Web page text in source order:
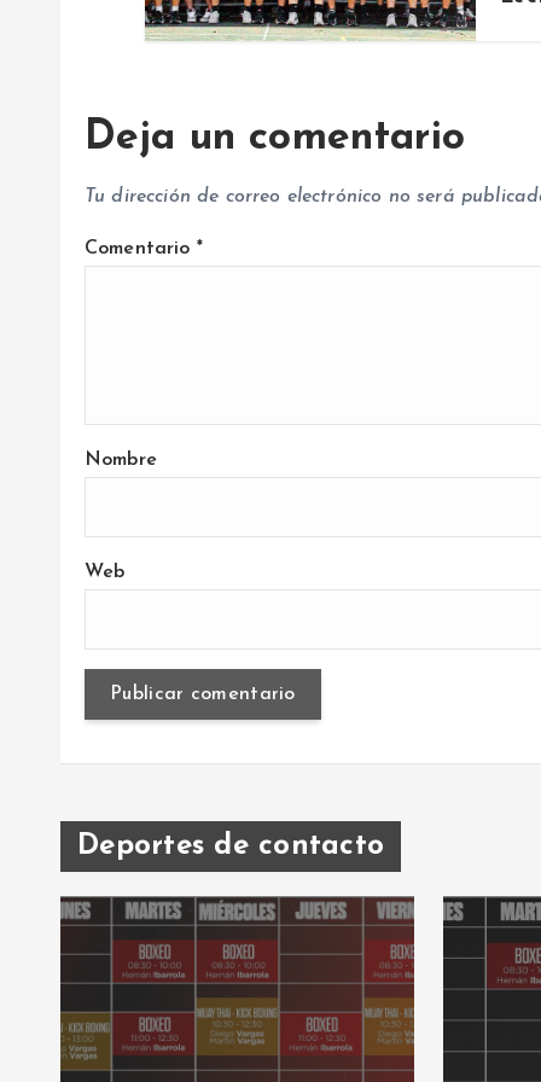
d
a
Deja un comentario
Tu dirección de correo electrónico no será
Comentario *
Nombre
Web
Deportes de contacto